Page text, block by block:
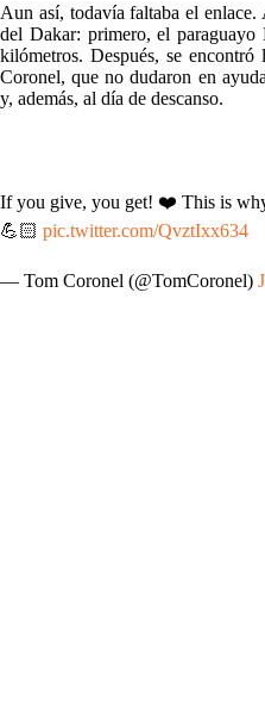
Aun así, todavía faltaba el
del Dakar: primero, el
kilómetros. Después, se
Coronel, que no dudaron en
y, además, al día de descanso.
If you give, you get! ❤️ This is
💪🏻 pic.twitter.com/QvztIxx634
— Tom Coronel (@TomCoronel)